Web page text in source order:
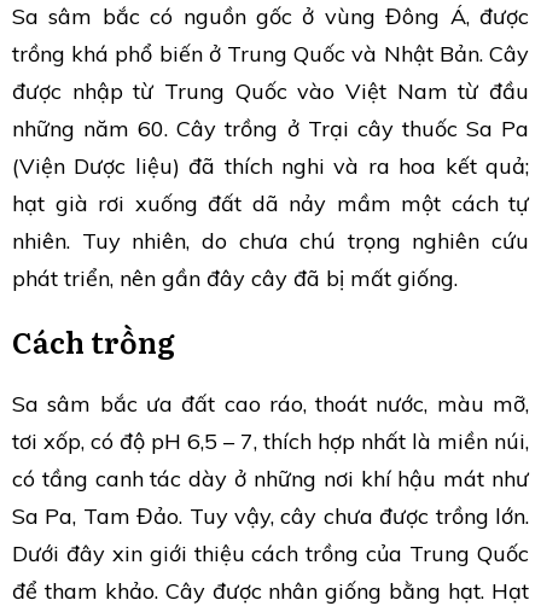
Sa sâm bắc có nguồn gốc ở vùng Đông Á, được
trồng khá phổ biến ở Trung Quốc và Nhật Bản. Cây
được nhập từ Trung Quốc vào Việt Nam từ đầu
những năm 60. Cây trồng ở Trại cây thuốc Sa Pa
(Viện Dược liệu) đã thích nghi và ra hoa kết quả;
hạt già rơi xuống đất dã nảy mầm một cách tự
nhiên. Tuy nhiên, do chưa chú trọng nghiên cứu
phát triển, nên gần đây cây đã bị mất giống.
Cách trồng
Sa sâm bắc ưa đất cao ráo, thoát nước, màu mỡ,
tơi xốp, có độ pH 6,5 – 7, thích hợp nhất là miền núi,
có tầng canh tác dày ở những nơi khí hậu mát như
Sa Pa, Tam Đảo. Tuy vậy, cây chưa được trồng lớn.
Dưới đây xin giới thiệu cách trồng của Trung Quốc
để tham khảo. Cây được nhân giống bằng hạt. Hạt